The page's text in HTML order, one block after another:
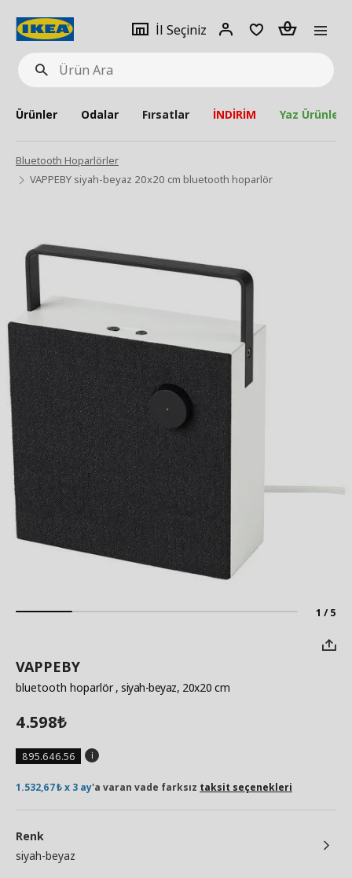
Ürün
Ara
İl Seçiniz
Giriş
Adet
Ürünler Odalar Fırsatlar İNDİRİM Yaz Ürünleri
Bluetooth Hoparlörler
VAPPEBY siyah-beyaz 20x20 cm bluetooth hoparlör
1 / 5
VAPPEBY
bluetooth hoparlör, siyah-beyaz, 20x20 cm
4.598₺
895.646.56
1.532,67₺ x 3 ay'a varan vade farksız taksit seçenekleri
Renk
siyah-beyaz